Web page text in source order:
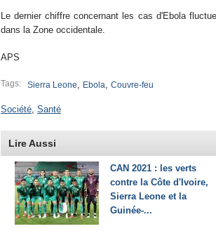
Le dernier chiffre concernant les cas d'Ebola
dans la Zone occidentale.
APS
Tags: Sierra Leone, Ebola, Couvre-feu
Société, Santé
Lire Aussi
CAN 2021 : les verts
contre la Côte d'Ivoire,
Sierra Leone et la
Guinée-...